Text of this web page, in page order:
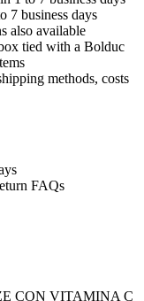
7 business days
also available
tied with a Bolduc
methods, costs
FAQs